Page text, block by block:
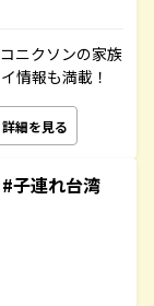
ニクソンの家族
情報も満載！
詳細を見る
#子連れ台湾